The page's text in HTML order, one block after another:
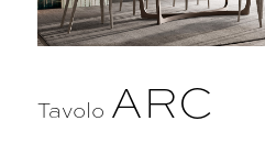
Tavolo ARC